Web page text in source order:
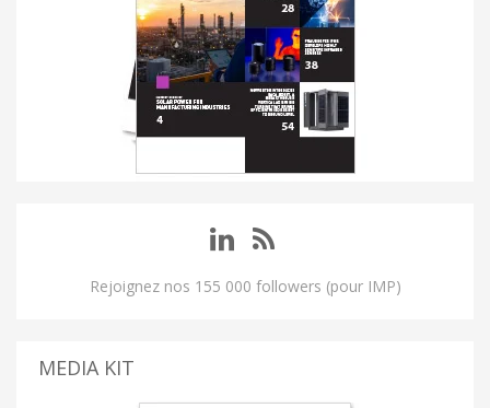
Rejoignez nos 155 000 followers (pour IMP)
MEDIA KIT